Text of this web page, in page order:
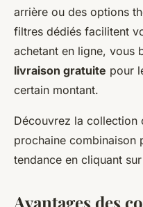
arrière ou des options
filtres dédiés facilitent
achetant en ligne, vous
livraison gratuite pour
certain montant.
Découvrez la
prochaine combinaison
tendance en cliquant sur
Avantages des